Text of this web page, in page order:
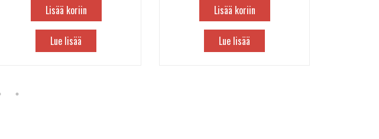
Lisää koriin
Lue lisää
Lisää koriin
Lue lisää